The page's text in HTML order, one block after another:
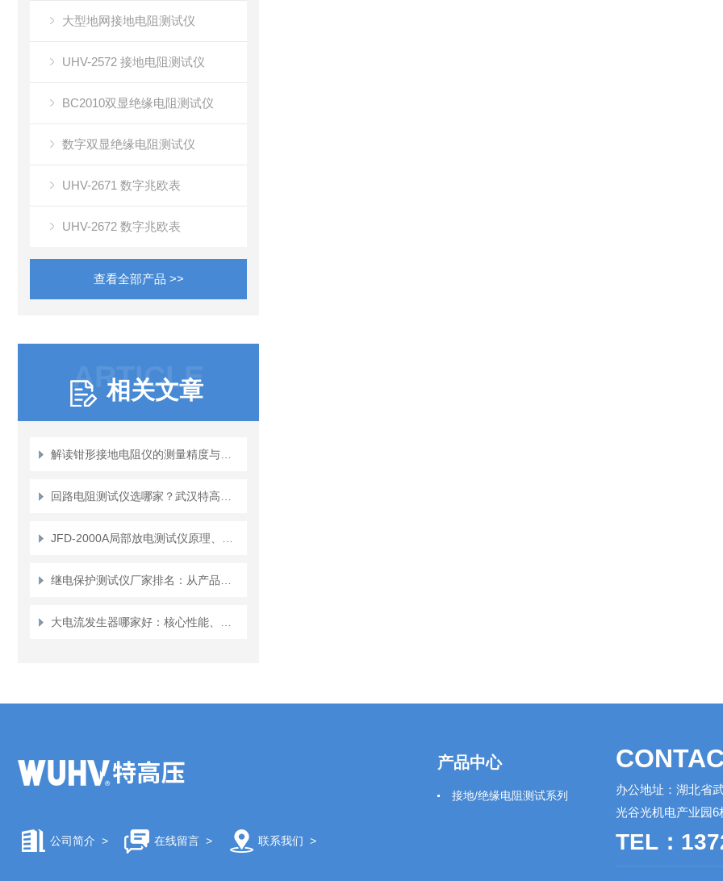
大型地网接地电阻测试仪
UHV-2572 接地电阻测试仪
BC2010双显绝缘电阻测试仪
数字双显绝缘电阻测试仪
UHV-2671 数字兆欧表
UHV-2672 数字兆欧表
查看全部产品 >>
ARTICLE
相关文章
公司简介 > 在线留言> 联系我们 >
产品中心
接地/绝缘电阻测试系列
办公地址：湖北省
光谷光机电产业园6
TEL：